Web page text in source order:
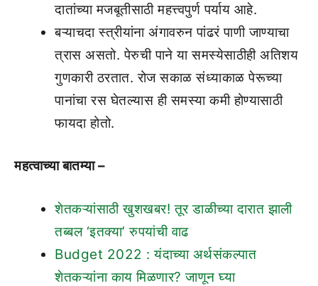
दातांच्या मजबूतीसाठी महत्त्वपुर्ण पर्याय आहे.
बऱ्याचदा स्त्रीयांना अंगावरुन पांढरं पाणी जाण्याचा
त्रास असतो. पेरुची पाने या समस्येसाठीही अतिशय
गुणकारी ठरतात. रोज सकाळ संध्याकाळ पेरूच्या
पानांचा रस घेतल्यास ही समस्या कमी होण्यासाठी
फायदा होतो.
महत्वाच्या बातम्या –
शेतकऱ्यांसाठी खुशखबर! तूर डाळीच्या दारात झाली
तब्बल ‘इतक्या’ रुपयांची वाढ
Budget 2022 : यंदाच्या अर्थसंकल्पात
शेतकऱ्यांना काय मिळणार? जाणून घ्या